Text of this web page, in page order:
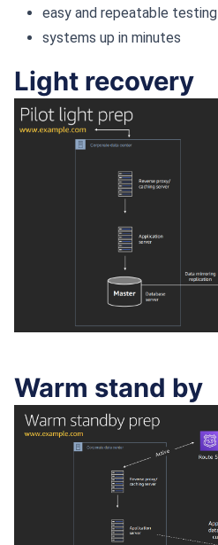
easy and repeatable testing
systems up in minutes
Light recovery
Warm stand by